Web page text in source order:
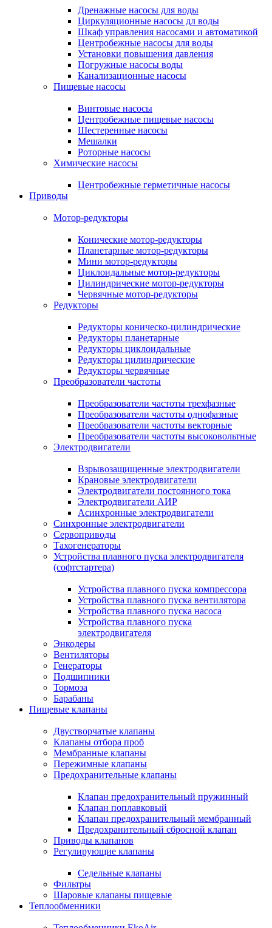
Дренажные насосы для воды
Циркуляционные насосы дл воды
Шкаф управления насосами и автоматикой
Центробежные насосы для воды
Установки повышения давления
Погружные насосы воды
Канализационные насосы
Пищевые насосы
Винтовые насосы
Центробежные пищевые насосы
Шестеренные насосы
Мешалки
Роторные насосы
Химические насосы
Центробежные герметичные насосы
Приводы
Мотор-редукторы
Конические мотор-редукторы
Планетарные мотор-редукторы
Мини мотор-редукторы
Циклоидальные мотор-редукторы
Цилиндрические мотор-редукторы
Червячные мотор-редукторы
Редукторы
Редукторы коническо-цилиндрические
Редукторы планетарные
Редукторы циклоидальные
Редукторы цилиндрические
Редукторы червячные
Преобразователи частоты
Преобразователи частоты трехфазные
Преобразователи частоты однофазные
Преобразователи частоты векторные
Преобразователи частоты высоковольтные
Электродвигатели
Взрывозащищенные электродвигатели
Крановые электродвигатели
Электродвигатели постоянного тока
Электродвигатели АИР
Асинхронные электродвигатели
Синхронные электродвигатели
Сервоприводы
Тахогенераторы
Устройства плавного пуска электродвигателя
(софтстартера)
Устройства плавного пуска компрессора
Устройства плавного пуска вентилятора
Устройства плавного пуска насоса
Устройства плавного пуска
электродвигателя
Энкодеры
Вентиляторы
Генераторы
Подшипники
Тормоза
Барабаны
Пищевые клапаны
Двустворчатые клапаны
Клапаны отбора проб
Мембранные клапаны
Пережимные клапаны
Предохранительные клапаны
Клапан предохранительный пружинный
Клапан поплавковый
Клапан предохранительный мембранный
Предохранительный сбросной клапан
Приводы клапанов
Регулирующие клапаны
Седельные клапаны
Фильтры
Шаровые клапаны пищевые
Теплообменники